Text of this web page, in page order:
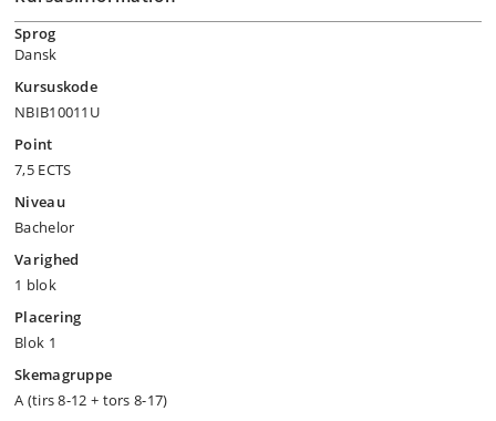
Sprog
Dansk
Kursuskode
NBIB10011U
Point
7,5 ECTS
Niveau
Bachelor
Varighed
1 blok
Placering
Blok 1
Skemagruppe
A (tirs 8-12 + tors 8-17)